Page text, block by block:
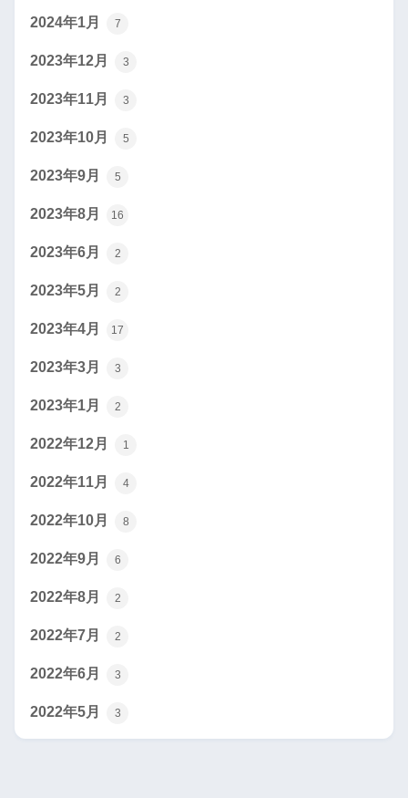
2024年1月 7
2023年12月 3
2023年11月 3
2023年10月 5
2023年9月 5
2023年8月 16
2023年6月 2
2023年5月 2
2023年4月 17
2023年3月 3
2023年1月 2
2022年12月 1
2022年11月 4
2022年10月 8
2022年9月 6
2022年8月 2
2022年7月 2
2022年6月 3
2022年5月 3